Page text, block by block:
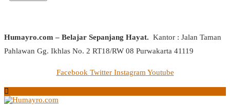
Humayro.com – Belajar Sepanjang Hayat. Kantor : Jalan Taman
Pahlawan Gg. Ikhlas No. 2 RT18/RW 08 Purwakarta 41119
Facebook Twitter Instagram Youtube